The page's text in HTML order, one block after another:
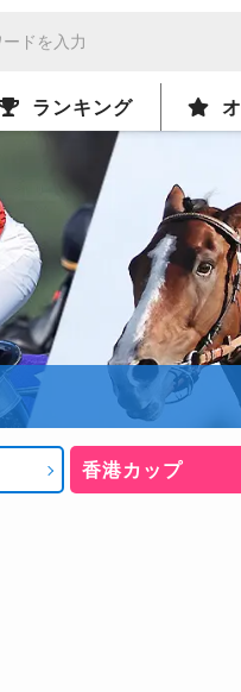
ランキング
香港カップ